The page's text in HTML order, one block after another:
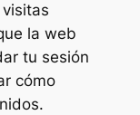
la web
tu sesión
cómo